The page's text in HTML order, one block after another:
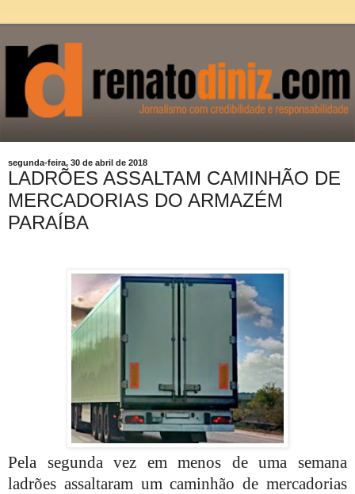
segunda-feira, 30 de abril de 2018
LADRÕES ASSALTAM CAMINHÃO DE
MERCADORIAS DO ARMAZÉM
PARAÍBA
Pela segunda vez em menos de uma semana
ladrões assaltaram um caminhão de mercadorias